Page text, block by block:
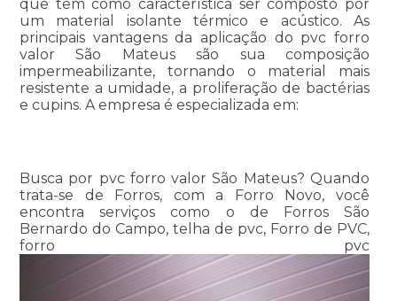
que tem como característica ser composto por
um material isolante térmico e acústico. As
principais vantagens da aplicação do pvc forro
valor São Mateus são sua composição
impermeabilizante, tornando o material mais
resistente a umidade, a proliferação de bactérias
e cupins. A empresa é especializada em:
Busca por pvc forro valor São Mateus? Quando
trata-se de Forros, com a Forro Novo, você
encontra serviços como o de Forros São
Bernardo do Campo, telha de pvc, Forro de PVC,
forro pvc